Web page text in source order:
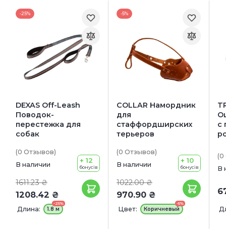
-25%
DEXAS Off-Leash
Поводок-
перестежка для
собак
(0 Отзывов)
В наличии
1611.23 ₴
1208.42 ₴
+ 12
бонусів
Длина:
-25%
1.8 м
-5%
COLLAR Намордник
для
стаффордширских
терьеров
(0 Отзывов)
В наличии
1022.00 ₴
970.90 ₴
+ 10
бонусів
Цвет:
-5%
Коричневый
с
(0
В